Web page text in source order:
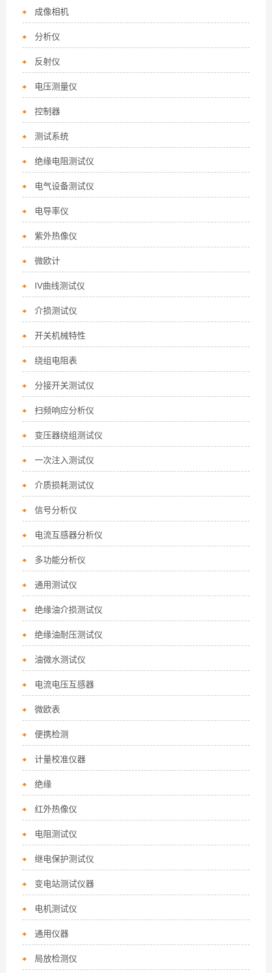
成像相机
分析仪
反射仪
电压测量仪
控制器
测试系统
绝缘电阻测试仪
电气设备测试仪
电导率仪
紫外热像仪
微欧计
IV曲线测试仪
介损测试仪
开关机械特性
绕组电阻表
分接开关测试仪
扫频响应分析仪
变压器绕组测试仪
一次注入测试仪
介质损耗测试仪
信号分析仪
电流互感器分析仪
多功能分析仪
通用测试仪
绝缘油介损测试仪
绝缘油耐压测试仪
油微水测试仪
电流电压互感器
微欧表
便携检测
计量校准仪器
绝缘
红外热像仪
电阻测试仪
继电保护测试仪
变电站测试仪器
电机测试仪
通用仪器
局放检测仪